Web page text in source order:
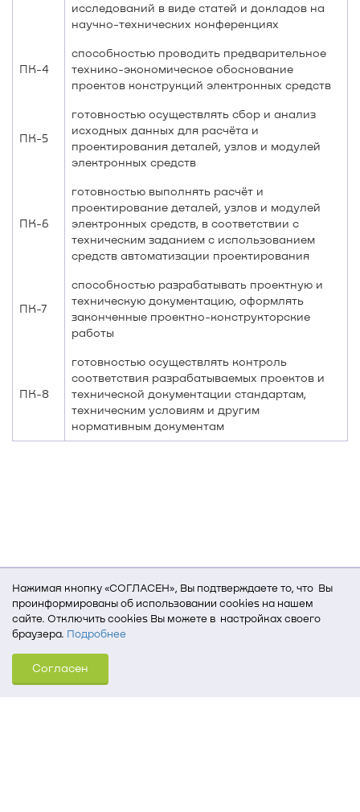
Нажимая кнопку «СОГЛАСЕН», Вы подтверждаете то, что Вы
проинформированы об использовании cookies на нашем
сайте. Отключить cookies Вы можете в настройках своего
браузера. Подробнее
Для того, чтобы мы могли качественно предоставить Вам
услуги, мы используем cookies, которые сохраняются
на Вашем компьютере (Сведения о местоположении; ip-адрес;
Согласен
исследований в виде статей и докладов на
научно-технических конференциях
ПК-4
способностью проводить предварительное
технико-экономическое обоснование
проектов конструкций электронных средств
ПК-5
готовностью осуществлять сбор и анализ
исходных данных для расчёта и
проектирования деталей, узлов и модулей
электронных средств
ПК-6
готовностью выполнять расчёт и
проектирование деталей, узлов и модулей
электронных средств, в соответствии с
техническим заданием с использованием
средств автоматизации проектирования
ПК-7
способностью разрабатывать проектную и
техническую документацию, оформлять
законченные проектно-конструкторские
работы
ПК-8
готовностью осуществлять контроль
соответствия разрабатываемых проектов и
технической документации стандартам,
техническим условиям и другим
нормативным документам